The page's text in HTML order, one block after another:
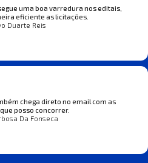
uma boa varredura nos editais,
eficiente as licitações.
Duarte Reis
chega direto no email com as
posso concorrer.
Da Fonseca